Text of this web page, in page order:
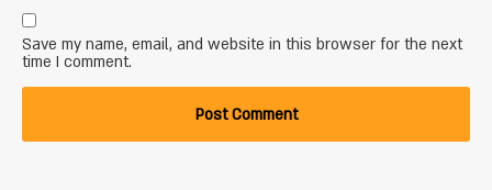
Save my name, email, and website in this browser for the next
time I comment.